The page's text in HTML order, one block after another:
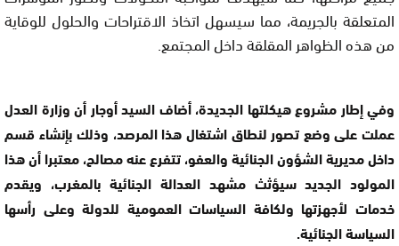
المتعلقة بالجريمة، مما سيسهل اتخاذ الاقتراحات والحلول للوقاية
من هذه الظواهر المقلقة داخل المجتمع.
وفي إطار مشروع هيكلتها الجديدة، أضاف السيد أوجار أن وزارة العدل
عملت على وضع تصور لنطاق اشتغال هذا المرصد، وذلك بإنشاء قسم
داخل مديرية الشؤون الجنائية والعفو، تتفرع عنه مصالح، معتبرا أن هذا
المولود الجديد سيؤثث مشهد العدالة الجنائية بالمغرب، ويقدم
خدمات لأجهزتها ولكافة السياسات العمومية للدولة وعلى رأسها
السياسة الجنائية.